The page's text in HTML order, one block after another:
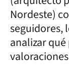
Nordeste)
seguidores,
analizar